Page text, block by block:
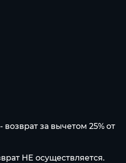
за вычетом 25% от
НЕ осуществляется.